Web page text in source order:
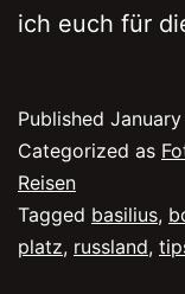
ich euch für
Published January
Categorized as
Reisen
Tagged basilius,
platz, russland,